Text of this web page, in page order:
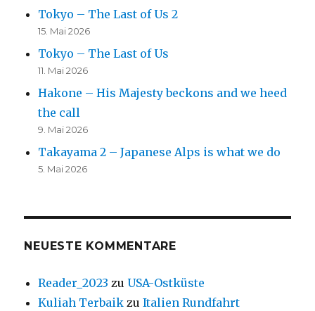
Tokyo – The Last of Us 2
15. Mai 2026
Tokyo – The Last of Us
11. Mai 2026
Hakone – His Majesty beckons and we heed
the call
9. Mai 2026
Takayama 2 – Japanese Alps is what we do
5. Mai 2026
NEUESTE KOMMENTARE
Reader_2023 zuUSA-Ostküste
Kuliah Terbaik zuItalien Rundfahrt